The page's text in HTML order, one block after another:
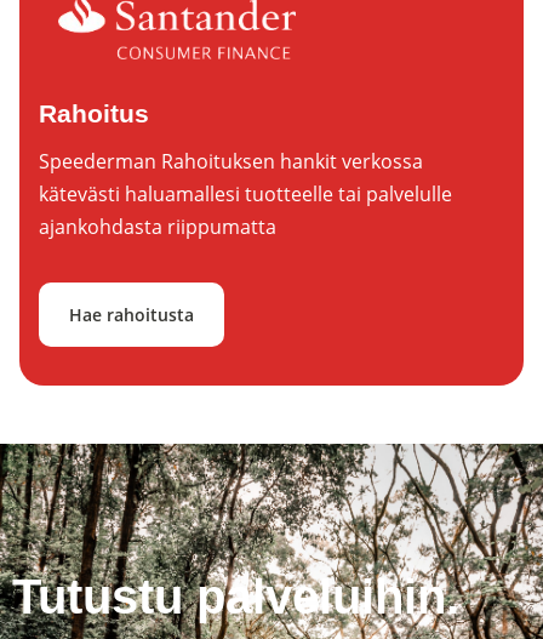
Rahoitus
Speederman Rahoituksen hankit verkossa
kätevästi haluamallesi tuotteelle tai palvelulle
ajankohdasta riippumatta
Hae rahoitusta
Tutustu palveluihin.